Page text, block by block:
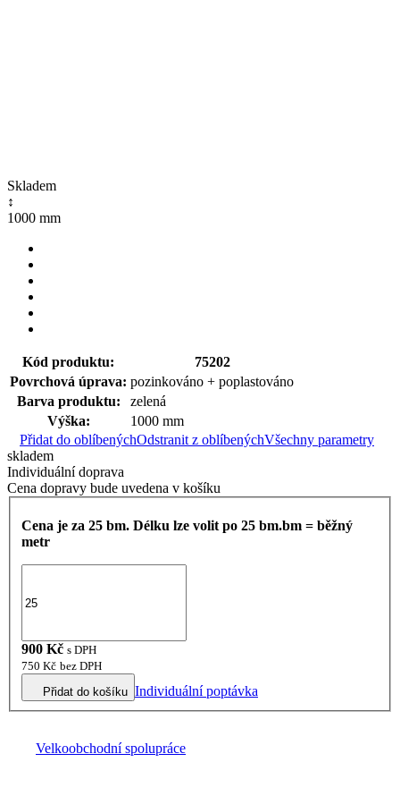
Skladem
↕
1000 mm
Kód produktu:
75202
Povrchová úprava: pozinkováno + poplastováno
Barva produktu:
zelená
Výška:
1000 mm
Přidat do oblíbenýchOdstranit z oblíbenýchVšechny parametry
skladem
Individuální doprava
Cena dopravy bude uvedena v košíku
Cena je za 25 bm. Délku lze volit po 25 bm.bm = běžný
metr
900 Kč s DPH
750 Kč bez DPH
Přidat do košíku Individuální poptávka
Velkoobchodní spolupráce